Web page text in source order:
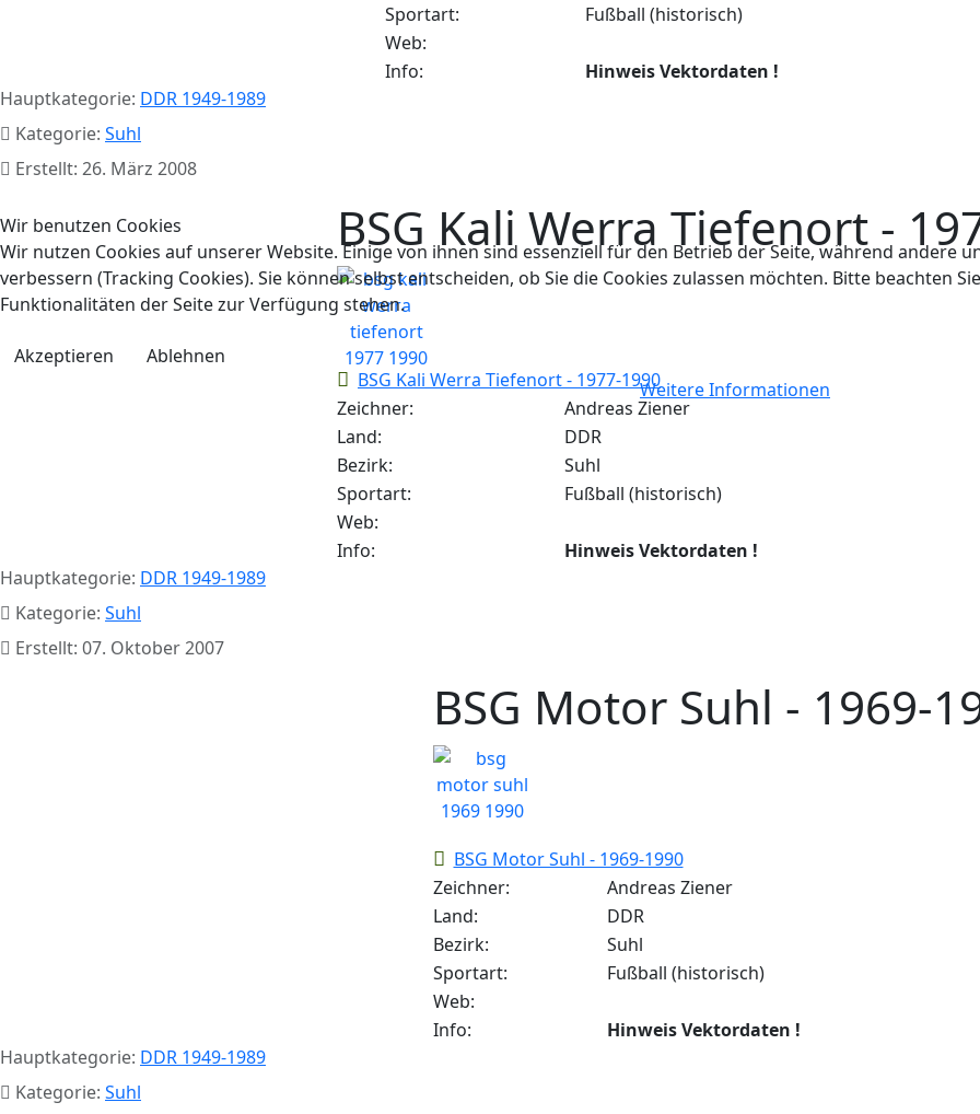
Sportart:
Fußball (historisch)
Web:
Info:
Hinweis Vektordaten !
Hauptkategorie: DDR 1949-1989
Kategorie: Suhl
Erstellt: 26. März 2008
BSG Kali Werra Tiefenort -
BSG Kali Werra Tiefenort - 1977-1990
Zeichner:
Andreas Ziener
Land:
DDR
Bezirk:
Suhl
Sportart:
Fußball (historisch)
Web:
Info:
Hinweis Vektordaten !
Hauptkategorie: DDR 1949-1989
Kategorie: Suhl
Erstellt: 07. Oktober 2007
BSG Motor Suhl - 1969-
BSG Motor Suhl - 1969-1990
Zeichner:
Andreas Ziener
Land:
DDR
Bezirk:
Suhl
Sportart:
Fußball (historisch)
Web:
Info:
Hinweis Vektordaten !
Hauptkategorie: DDR 1949-1989
Kategorie: Suhl
Wir benutzen Cookies
Wir nutzen Cookies auf unserer Website. Einige von ihnen sind essenziell für den Betrieb der Seite, während andere
verbessern (Tracking Cookies). Sie können selbst entscheiden, ob Sie die Cookies zulassen möchten. Bitte beachten
Funktionalitäten der Seite zur Verfügung stehen.
Akzeptieren
Ablehnen
Weitere Informationen